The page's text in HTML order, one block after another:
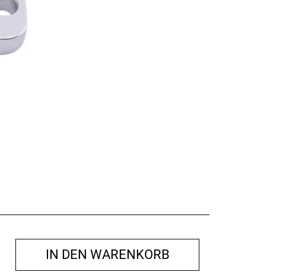
IN DEN WARENKORB